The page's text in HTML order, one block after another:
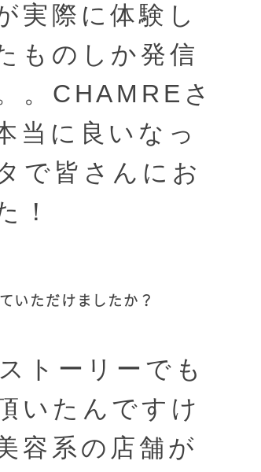
実際に体験し
ものしか発信
。CHAMREさ
当に良いなっ
で皆さんにお
！
いただけましたか？
トーリーでも
いたんですけ
容系の店舗が